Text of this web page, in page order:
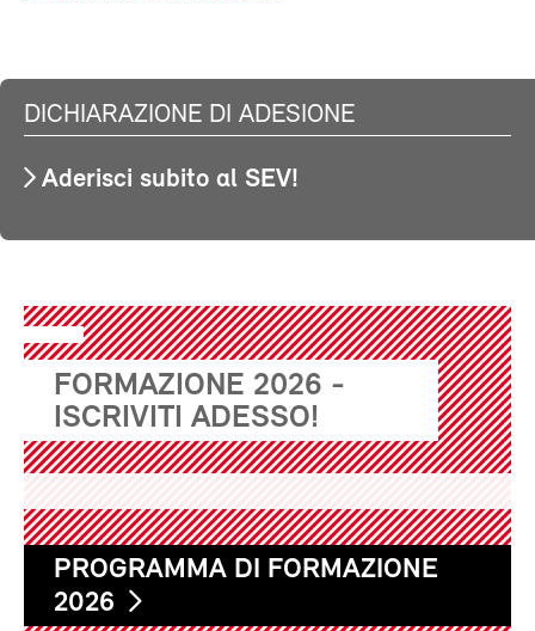
DICHIARAZIONE DI ADESIONE
Aderisci subito al SEV!
FORMAZIONE 2026 -
ISCRIVITI ADESSO!
PROGRAMMA DI FORMAZIONE
2026